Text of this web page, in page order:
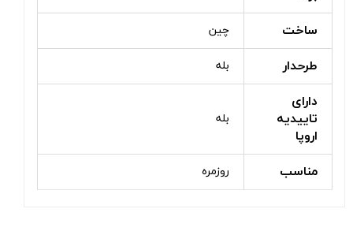
ساخت چین
طرحدار بله
دارای
تاییدیه
اروپا
بله
مناسب روزمره